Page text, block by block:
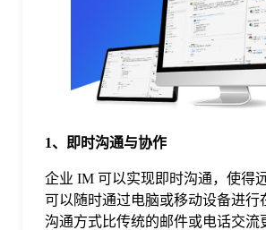
问
题
1、即时沟通与协作
企业 IM 可以实现即时沟通，使得
可以随时通过电脑或移动设备进行
沟通方式比传统的邮件或电话交流